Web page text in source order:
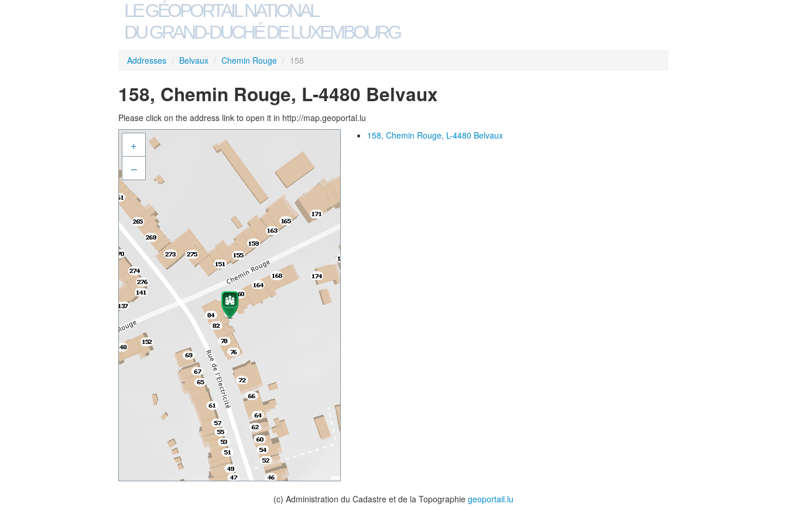
LE GÉOPORTAIL NATIONAL
DU GRAND-DUCHÉ DE LUXEMBOURG
Addresses / Belvaux / Chemin Rouge / 158
158, Chemin Rouge, L-4480 Belvaux
Please click on the address link to open it in http://map.geoportal.lu
+
–
158, Chemin Rouge, L-4480 Belvaux
(c) Administration du Cadastre et de la Topographie geoportail.lu